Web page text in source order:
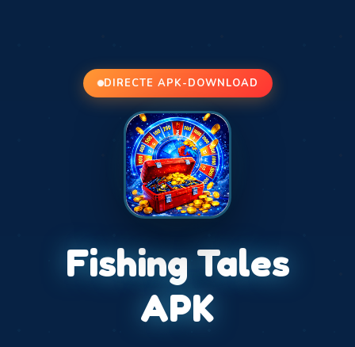
DIRECTE APK-DOWNLOAD
Fishing Tales
APK